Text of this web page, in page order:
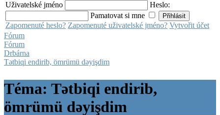
Uživatelské jméno
Heslo:
Pamatovat si mne
Zapomenuté heslo? Zapomenuté uživatelské jméno? Vytvořit účet
Fórum
Fórum
Drbárna
Tətbiqi endirib, ömrümü dəyişdim
Téma: Tətbiqi endirib,
ömrümü dəyişdim